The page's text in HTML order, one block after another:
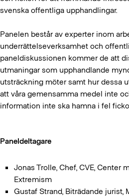
svenska offentliga upphandlingar.
Panelen består av experter inom
underrättelseverksamhet och
paneldiskussionen kommer de att
utmaningar som upphandlande
utsträckning möter samt hur dessa
att våra gemensamma medel inte
information inte ska hamna i fel
Paneldeltagare
Jonas Trolle, Chef, CVE, Center
Extremism
Gustaf Strand, Biträdande jurist,